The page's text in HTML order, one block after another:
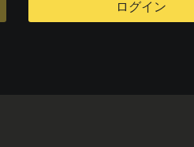
ログイン